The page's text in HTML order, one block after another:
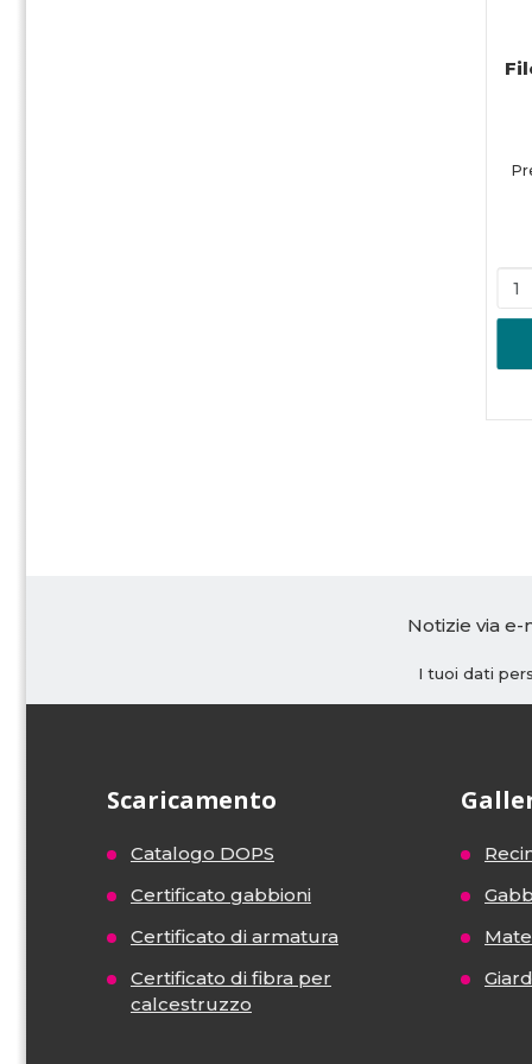
Notizie via e-
I tuoi dati
Scaricamento
Catalogo DOPS
Certificato gabbioni
Certificato di armatura
Certificato di fibra per
calcestruzzo